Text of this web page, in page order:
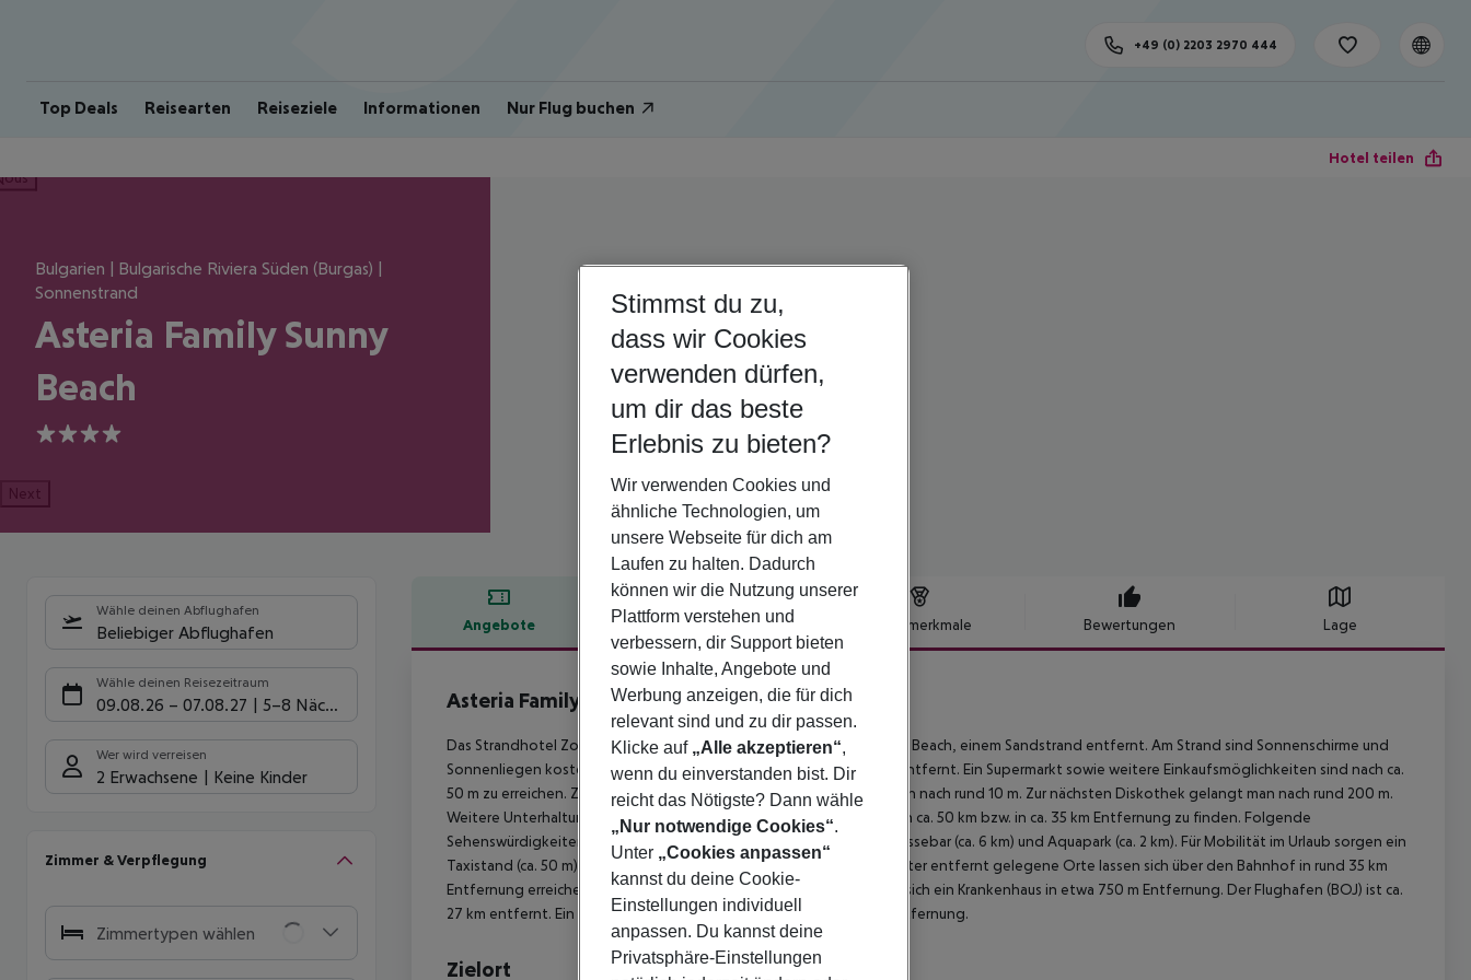
Top Deals Reisearten Reiseziele Informationen Nur Flug buchen
+49 (0) 2203 2970 444
Hotel teilen
Bulgarien | Bulgarische Riviera Süden (Burgas) |
Sonnenstrand
Asteria Family Sunny
Beach
4
Next
Wähle deinen Abflughafen
Beliebiger Abflughafen
Wähle deinen Reisezeitraum
09.08.26 – 07.08.27 5-8 Nächte
Wer wird verreisen
2 Erwachsene Keine Kinder
Zimmer & Verpflegung
Zimmertypen wählen
Angebote Hotelbeschreibung Hotelmerkmale Bewertungen Lage
Hotelbeschreibung
Asteria Family Sunny Beach
4
Das Strandhotel Zornica Residence befindet sich ca. 50 m vom Sunny Beach, einem Sandstrand entfernt. Am Strand sind Sonnenschirme und
Sonnenliegen kostenlos verfügbar. Die Stadt Nessebar ist ca. 6 km entfernt. Ein Supermarkt sowie weitere Einkaufsmöglichkeiten sind nach ca.
50 m zu erreichen. Zu den nächsten Bars und Restaurants gelangt man nach rund 10 m. Zur nächsten Diskothek gelangt man nach rund 200 m.
Weitere Unterhaltungsangebote wie ein Kino und ein Theater sind in ca. 50 km bzw. in ca. 35 km Entfernung zu finden. Folgende
Sehenswürdigkeiten sind vom Hotel aus erreichbar: Old Town Of Nessebar (ca. 6 km) und Aquapark (ca. 2 km). Für Mobilität im Urlaub sorgen ein
Taxistand (ca. 50 m) und eine Bushaltestelle (ca. 200 m entfernt). Weiter entfernt gelegene Orte lassen sich über den Bahnhof in rund 35 km
Entfernung erreichen. Zur ärztlichen Versorgung im Notfall befindet sich ein Krankenhaus in etwa 750 m Entfernung. Der Flughafen (BOJ) ist ca.
27 km entfernt. Ein weiterer Flughafen (VAR) liegt in etwa 100 km Entfernung.
Zielort
Stimmst du zu,
dass wir Cookies
verwenden dürfen,
um dir das beste
Erlebnis zu bieten?
Wir verwenden Cookies und
ähnliche Technologien, um
unsere Webseite für dich am
Laufen zu halten. Dadurch
können wir die Nutzung unserer
Plattform verstehen und
verbessern, dir Support bieten
sowie Inhalte, Angebote und
Werbung anzeigen, die für dich
relevant sind und zu dir passen.
Klicke auf „Alle akzeptieren“,
wenn du einverstanden bist. Dir
reicht das Nötigste? Dann wähle
„Nur notwendige Cookies“.
Unter „Cookies anpassen“
kannst du deine Cookie-
Einstellungen individuell
anpassen. Du kannst deine
Privatsphäre-Einstellungen